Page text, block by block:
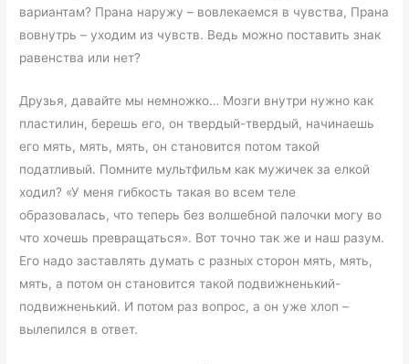
вариантам? Прана наружу – вовлекаемся в чувства, Прана
вовнутрь – уходим из чувств. Ведь можно поставить знак
равенства или нет?
Друзья, давайте мы немножко… Мозги внутри нужно как
пластилин, берешь его, он твердый-твердый, начинаешь
его мять, мять, мять, он становится потом такой
податливый. Помните мультфильм как мужичек за елкой
ходил? «У меня гибкость такая во всем теле
образовалась, что теперь без волшебной палочки могу во
что хочешь превращаться». Вот точно так же и наш разум.
Его надо заставлять думать с разных сторон мять, мять,
мять, а потом он становится такой подвижненький-
подвижненький. И потом раз вопрос, а он уже хлоп –
вылепился в ответ.